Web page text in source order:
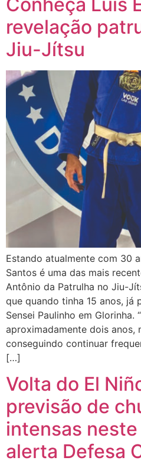
revelação
Jiu-Jítsu
Estando atualmente com 30
Santos é uma das mais
Antônio da Patrulha no Jiu-
que quando tinha 15 anos, já
Sensei Paulinho em Glorinha.
aproximadamente dois anos,
conseguindo continuar
[…]
Volta do El
previsão de
intensas
alerta Defesa